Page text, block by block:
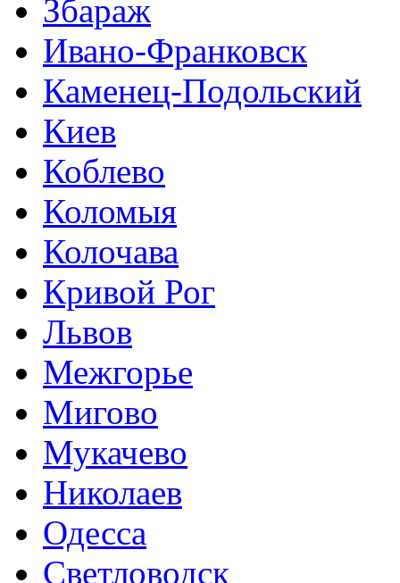
Збараж
Ивано-Франковск
Каменец-Подольский
Киев
Коблево
Коломыя
Колочава
Кривой Рог
Львов
Межгорье
Мигово
Мукачево
Николаев
Одесса
Светловодск